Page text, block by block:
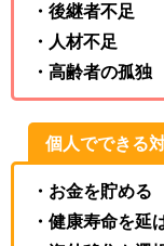
・後継者不足
・人材不足
・高齢者の孤独
個人でできる
・お金を貯める
・健康寿命を延